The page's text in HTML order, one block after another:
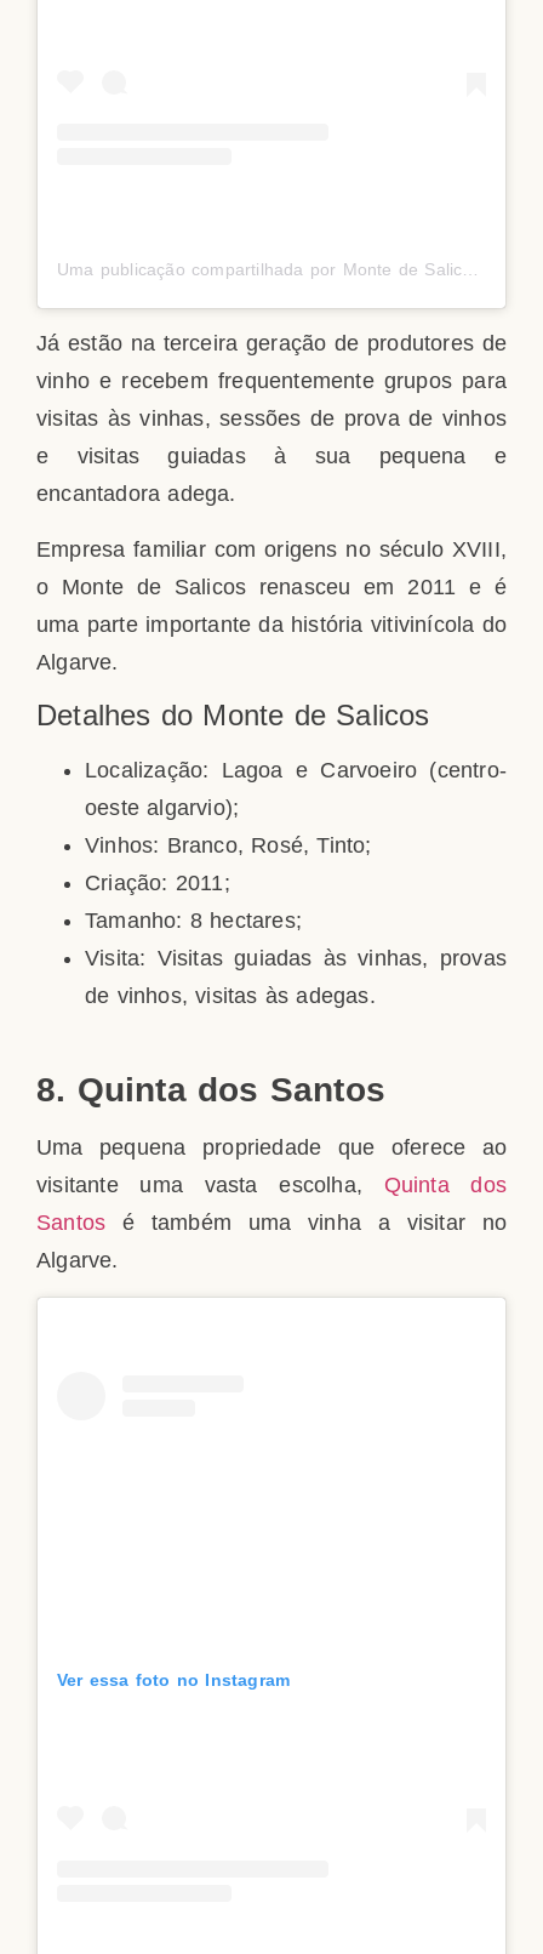
Já estão na terceira geração de produtores de
vinho e recebem frequentemente grupos para
visitas às vinhas, sessões de prova de vinhos
e visitas guiadas à sua pequena e
encantadora adega.
Empresa familiar com origens no século XVIII,
o Monte de Salicos renasceu em 2011 e é
uma parte importante da história vitivinícola do
Algarve.
Detalhes do Monte de Salicos
Localização: Lagoa e Carvoeiro (centro-
oeste algarvio);
Vinhos: Branco, Rosé, Tinto;
Criação: 2011;
Tamanho: 8 hectares;
Visita: Visitas guiadas às vinhas, provas
de vinhos, visitas às adegas.
8. Quinta dos Santos
Uma pequena propriedade que oferece ao
visitante uma vasta escolha, Quinta dos
Santos é também uma vinha a visitar no
Algarve.
Ver essa foto no Instagram